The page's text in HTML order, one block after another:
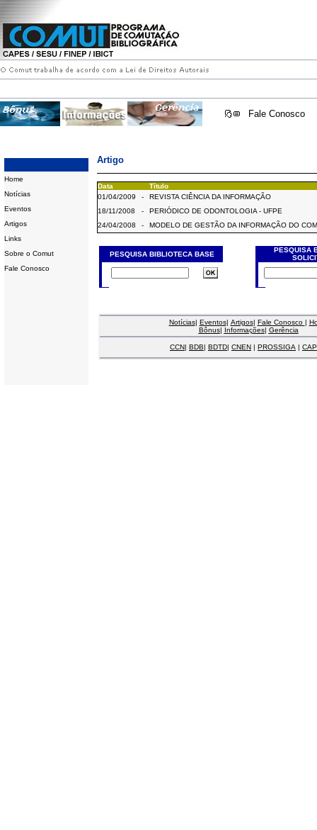
Fale Conosco
Home
Notícias
Eventos
Artigos
Links
Sobre o Comut
Fale Conosco
Artigo
Data
Título
01/04/2009
-
REVISTA CIÊNCIA DA INFORMAÇÃO
18/11/2008
-
PERIÓDICO DE ODONTOLOGIA - UFPE
24/04/2008
- MODELO DE GESTÃO DA INFORMAÇÃO DO
PESQUISA BIBLIOTECA BASE
PESQUISA
Notícias| Eventos| Artigos| Fale Conosco |
Bônus| Informações| Gerência
CCN| BDB| BDTD| CNEN | PROSSIGA |